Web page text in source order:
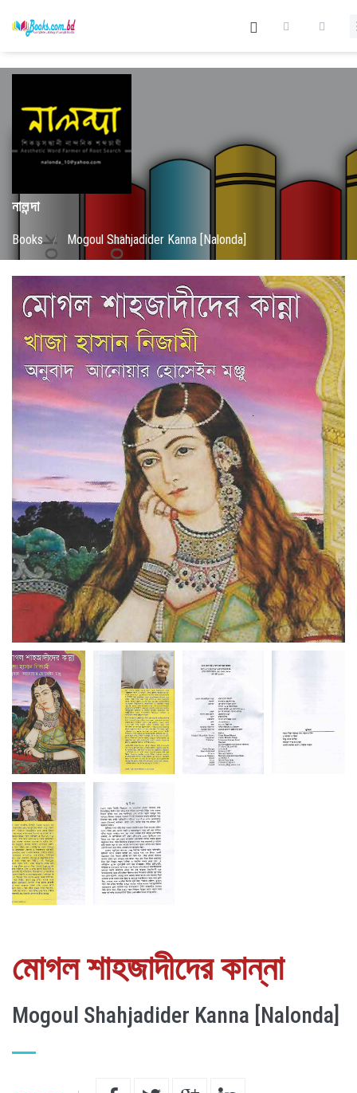
নালন্দা
Books / Mogoul Shahjadider Kanna [Nalonda]
মোগল শাহজাদীদের কান্না
Mogoul Shahjadider Kanna [Nalonda]